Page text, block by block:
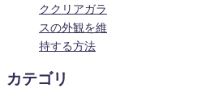
ククリアガラ
スの外観を維
持する方法
カテゴリ